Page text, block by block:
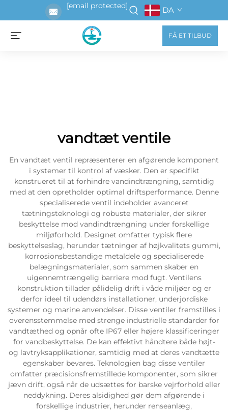
[email protected] DA
FÅ ET TILBUD
vandtæt ventile
En vandtæt ventil repræsenterer en afgørende komponent
i systemer til kontrol af væsker. Den er specifikt
konstrueret til at forhindre vandindtrængning, samtidig
med at den opretholder optimal driftsperformance. Denne
specialiserede ventil indeholder avanceret
tætningsteknologi og robuste materialer, der sikrer
beskyttelse mod vandindtrængning under forskellige
miljøforhold. Designet omfatter typisk flere
beskyttelseslag, herunder tætninger af højkvalitets gummi,
korrosionsbestandige metaldele og specialiserede
belægningsmaterialer, som sammen skaber en
uigennemtrængelig barriere mod fugt. Ventilens
konstruktion tillader pålidelig drift i våde miljøer og er
derfor ideel til udendørs installationer, underjordiske
systemer og marine anvendelser. Disse ventiler fremstilles i
overensstemmelse med strenge industrielle standarder for
vandtæthed og opnår ofte IP67 eller højere klassificeringer
for vandbeskyttelse. De kan effektivt håndtere både højt-
og lavtryksapplikationer, samtidig med at deres vandtætte
egenskaber bevares. Teknologien bag disse ventiler
omfatter præcisionsfremstillede komponenter, som sikrer
jævn drift, også når de udsættes for barske vejrforhold eller
neddykning. Deres alsidighed gør dem afgørende i
forskellige industrier, herunder renseanlæg,